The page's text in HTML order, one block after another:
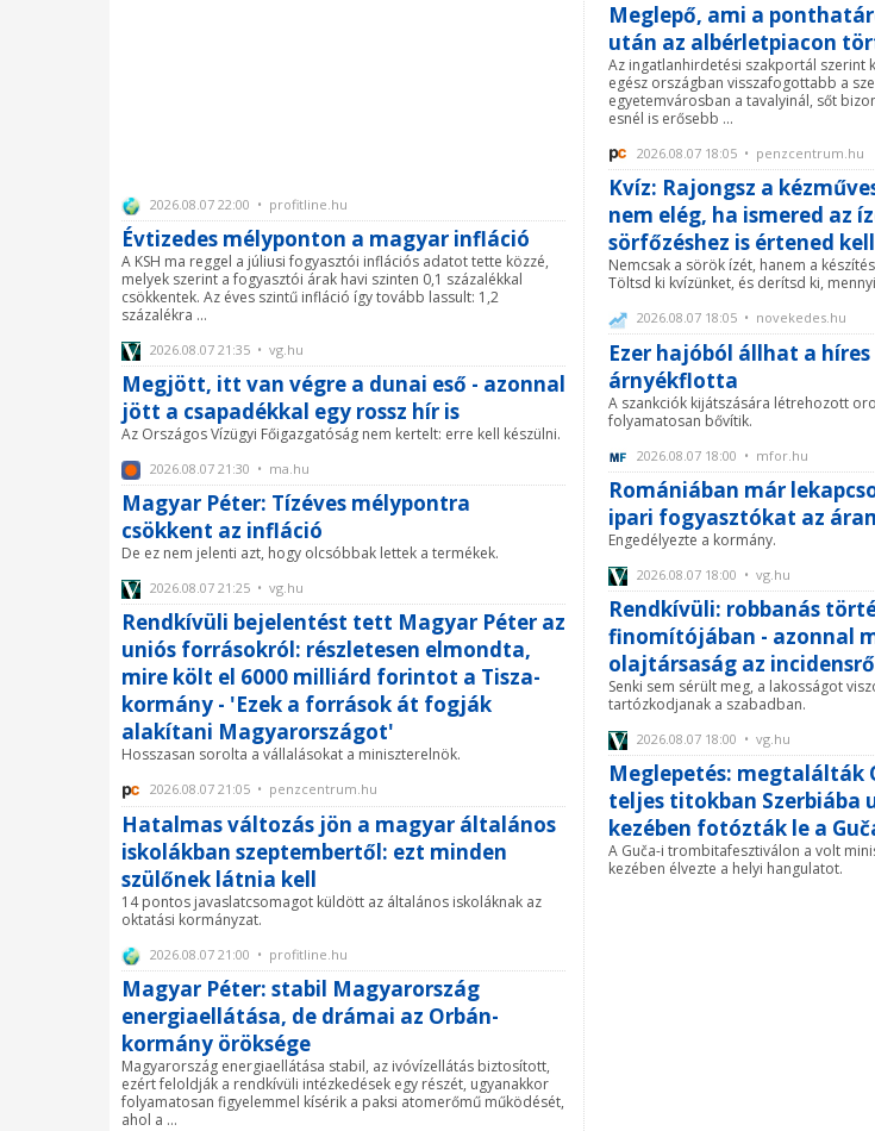
2026.08.07 22:00 • profitline.hu
Évtizedes mélyponton a magyar infláció
A KSH ma reggel a júliusi fogyasztói inflációs adatot tette közzé,
melyek szerint a fogyasztói árak havi szinten 0,1 százalékkal
csökkentek. Az éves szintű infláció így tovább lassult: 1,2
százalékra ...
2026.08.07 21:35 • vg.hu
Megjött, itt van végre a dunai eső - azonnal
jött a csapadékkal egy rossz hír is
Az Országos Vízügyi Főigazgatóság nem kertelt: erre kell készülni.
2026.08.07 21:30 • ma.hu
Magyar Péter: Tízéves mélypontra
csökkent az infláció
De ez nem jelenti azt, hogy olcsóbbak lettek a termékek.
2026.08.07 21:25 • vg.hu
Rendkívüli bejelentést tett Magyar Péter az
uniós forrásokról: részletesen elmondta,
mire költ el 6000 milliárd forintot a Tisza-
kormány - 'Ezek a források át fogják
alakítani Magyarországot'
Hosszasan sorolta a vállalásokat a miniszterelnök.
2026.08.07 21:05 • penzcentrum.hu
Hatalmas változás jön a magyar általános
iskolákban szeptembertől: ezt minden
szülőnek látnia kell
14 pontos javaslatcsomagot küldött az általános iskoláknak az
oktatási kormányzat.
2026.08.07 21:00 • profitline.hu
Magyar Péter: stabil Magyarország
energiaellátása, de drámai az Orbán-
kormány öröksége
Magyarország energiaellátása stabil, az ivóvízellátás biztosított,
ezért feloldják a rendkívüli intézkedések egy részét, ugyanakkor
folyamatosan figyelemmel kísérik a paksi atomerőmű működését,
ahol a ...
Meglepő, ami a
után az albérletpiacon
Az ingatlanhirdetési szakportál szerint
egész országban visszafogottabb a
egyetemvárosban a tavalyinál, sőt
esnél is erősebb ...
2026.08.07 18:05 • penzcentrum.hu
Kvíz: Rajongsz a
nem elég, ha ismered az
sörfőzéshez is értened
Nemcsak a sörök ízét, hanem a
Töltsd ki kvízünket, és derítsd ki,
2026.08.07 18:05 • novekedes.hu
Ezer hajóból állhat a híres
árnyékflotta
A szankciók kijátszására létrehozott
folyamatosan bővítik.
2026.08.07 18:00 • mfor.hu
Romániában már
ipari fogyasztókat az
Engedélyezte a kormány.
2026.08.07 18:00 • vg.hu
Rendkívüli: robbanás
finomítójában - azonnal
olajtársaság az
Senki sem sérült meg, a lakosságot
tartózkodjanak a szabadban.
2026.08.07 18:00 • vg.hu
Meglepetés: megtalálták
teljes titokban Szerbiába
kezében fotózták le a
A Guča-i trombitafesztiválon a volt
kezében élvezte a helyi hangulatot.